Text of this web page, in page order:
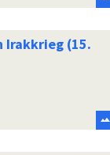
Irakkrieg (15.